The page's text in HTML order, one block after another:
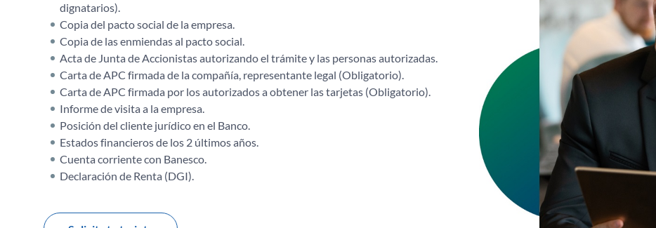
dignatarios).
Copia del pacto social de la empresa.
Copia de las enmiendas al pacto social.
Acta de Junta de Accionistas autorizando el trámite y las personas autorizadas.
Carta de APC firmada de la compañía, representante legal (Obligatorio).
Carta de APC firmada por los autorizados a obtener las tarjetas (Obligatorio).
Informe de visita a la empresa.
Posición del cliente jurídico en el Banco.
Estados financieros de los 2 últimos años.
Cuenta corriente con Banesco.
Declaración de Renta (DGI).